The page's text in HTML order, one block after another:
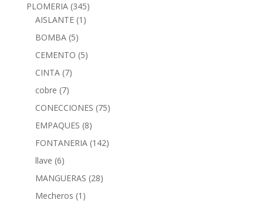
PLOMERIA (345)
AISLANTE (1)
BOMBA (5)
CEMENTO (5)
CINTA (7)
cobre (7)
CONECCIONES (75)
EMPAQUES (8)
FONTANERIA (142)
llave (6)
MANGUERAS (28)
Mecheros (1)